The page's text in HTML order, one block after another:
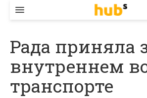
ЕКОНОМІКА
БІЗНЕС
СТАРТЕР
Рада приняла
внутреннем
транспорте